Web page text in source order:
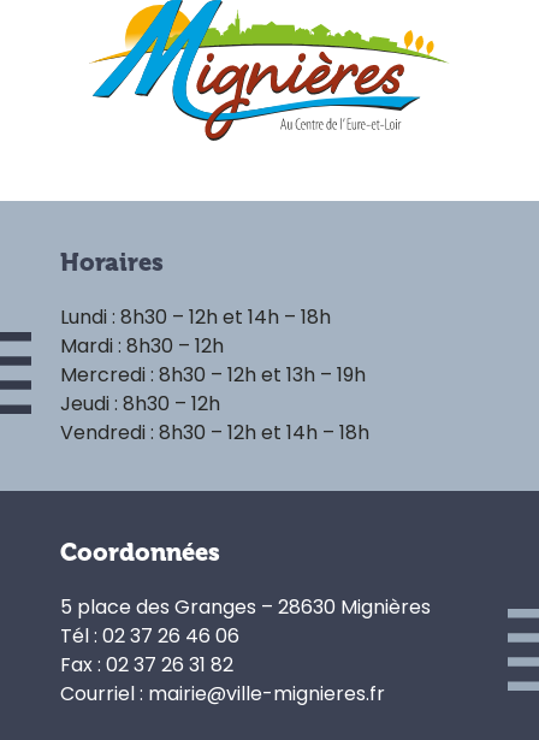
Horaires
Lundi : 8h30 – 12h et 14h – 18h
Mardi : 8h30 – 12h
Mercredi : 8h30 – 12h et 13h – 19h
Jeudi : 8h30 – 12h
Vendredi : 8h30 – 12h et 14h – 18h
Coordonnées
5 place des Granges – 28630 Mignières
Tél : 02 37 26 46 06
Fax : 02 37 26 31 82
Courriel : mairie@ville-mignieres.fr